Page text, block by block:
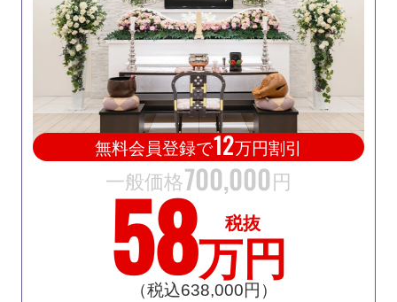
無料会員登録で12万円割引
一般価格700,000 円
58万円
税抜
（税込638,000円）